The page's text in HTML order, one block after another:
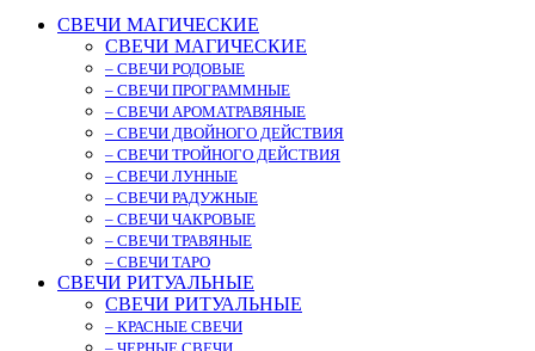
СВЕЧИ МАГИЧЕСКИЕ
СВЕЧИ МАГИЧЕСКИЕ
– СВЕЧИ РОДОВЫЕ
– СВЕЧИ ПРОГРАММНЫЕ
– СВЕЧИ АРОМАТРАВЯНЫЕ
– СВЕЧИ ДВОЙНОГО ДЕЙСТВИЯ
– СВЕЧИ ТРОЙНОГО ДЕЙСТВИЯ
– СВЕЧИ ЛУННЫЕ
– СВЕЧИ РАДУЖНЫЕ
– СВЕЧИ ЧАКРОВЫЕ
– СВЕЧИ ТРАВЯНЫЕ
– СВЕЧИ ТАРО
СВЕЧИ РИТУАЛЬНЫЕ
СВЕЧИ РИТУАЛЬНЫЕ
– КРАСНЫЕ СВЕЧИ